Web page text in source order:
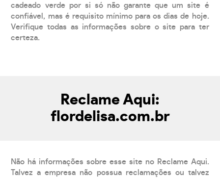
cadeado verde por si só não garante que um site é
confiável, mas é requisito mínimo para os dias de hoje.
Verifique todas as informações sobre o site para ter
certeza.
Reclame Aqui:
flordelisa.com.br
Não há informações sobre esse site no Reclame Aqui.
Talvez a empresa não possua reclamações ou talvez